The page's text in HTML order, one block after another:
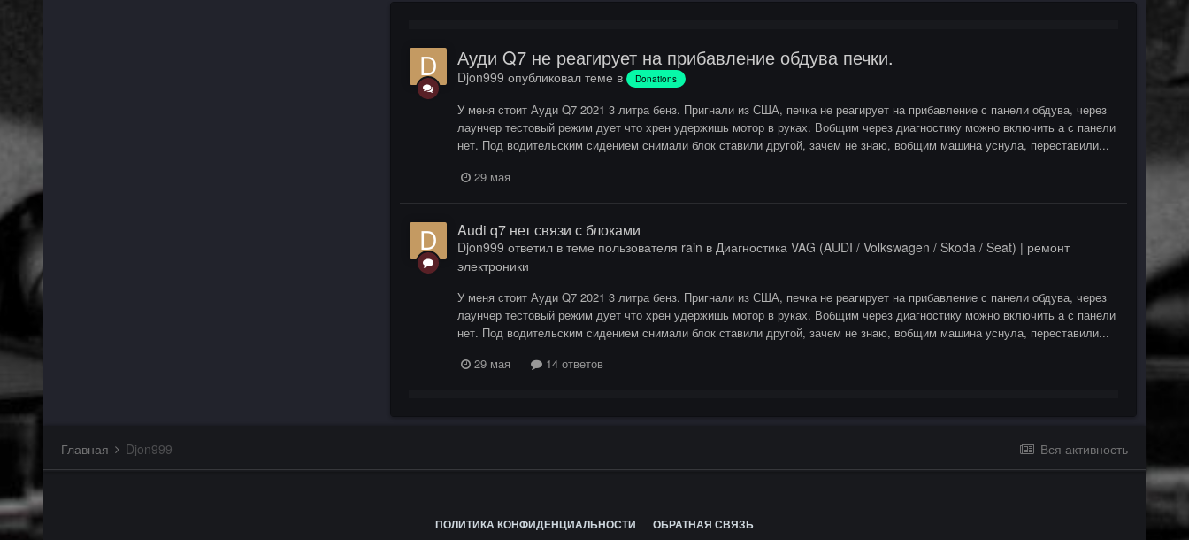
Ауди Q7 не реагирует на прибавление обдува печки.
Djon999 опубликовал теме в Donations
У меня стоит Ауди Q7 2021 3 литра бенз. Пригнали из США, печка не реагирует на прибавление с панели обдува, через
лаунчер тестовый режим дует что хрен удержишь мотор в руках. Вобщим через диагностику можно включить а с панели
нет. Под водительским сидением снимали блок ставили другой, зачем не знаю, вобщим машина уснула, переставили...
29 мая
Audi q7 нет связи с блоками
Djon999 ответил в теме пользователя rain в Диагностика VAG (AUDI / Volkswagen / Skoda / Seat) | ремонт
электроники
У меня стоит Ауди Q7 2021 3 литра бенз. Пригнали из США, печка не реагирует на прибавление с панели обдува, через
лаунчер тестовый режим дует что хрен удержишь мотор в руках. Вобщим через диагностику можно включить а с панели
нет. Под водительским сидением снимали блок ставили другой, зачем не знаю, вобщим машина уснула, переставили...
29 мая
14 ответов
Вся активность
Главная Djon999
ПОЛИТИКА КОНФИДЕНЦИАЛЬНОСТИ
ОБРАТНАЯ СВЯЗЬ